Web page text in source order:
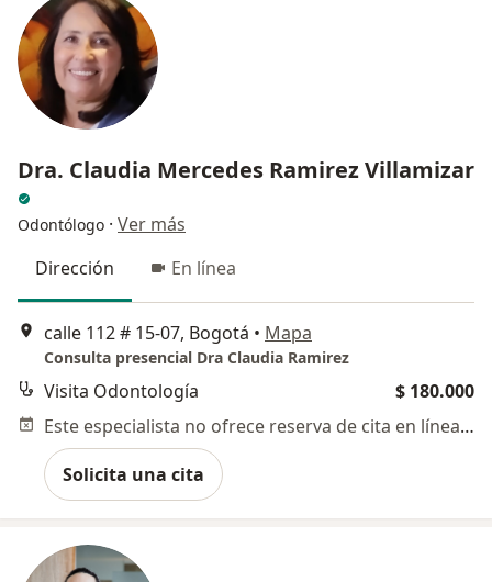
Dra. Claudia Mercedes Ramirez Villamizar
Odontólogo · Ver más
Dirección
En línea
calle 112 # 15-07, Bogotá • Mapa
Consulta presencial Dra Claudia Ramirez
Visita Odontología
$ 180.000
Este especialista no ofrece reserva de cita en línea en esta dirección.
Solicita una cita